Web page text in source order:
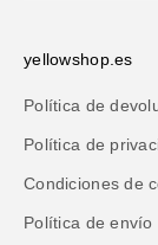
yellowshop.es
Política de
Política de
Condiciones de
Política de envío